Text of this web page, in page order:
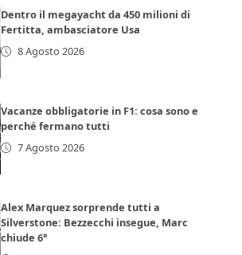
Dentro il megayacht da 450 milioni di
Fertitta, ambasciatore Usa
8 Agosto 2026
Vacanze obbligatorie in F1: cosa sono e
perché fermano tutti
7 Agosto 2026
Alex Marquez sorprende tutti a
Silverstone: Bezzecchi insegue, Marc
chiude 6°